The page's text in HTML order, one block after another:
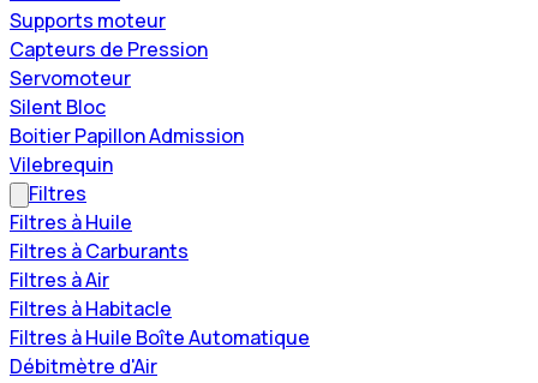
Supports moteur
Capteurs de Pression
Servomoteur
Silent Bloc
Boitier Papillon Admission
Vilebrequin
Filtres
Filtres à Huile
Filtres à Carburants
Filtres à Air
Filtres à Habitacle
Filtres à Huile Boîte Automatique
Débitmètre d'Air